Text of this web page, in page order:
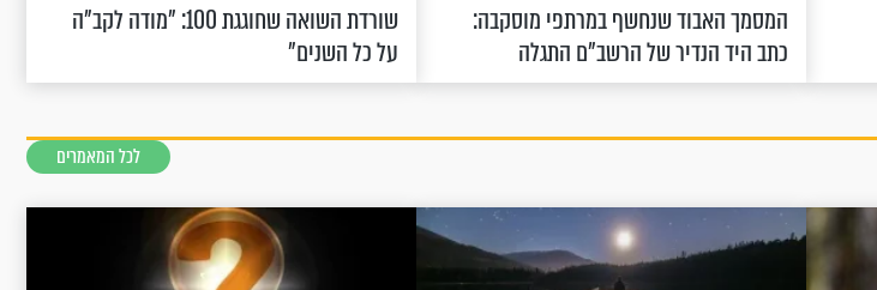
המסמך האבוד שנחשף במרתפי מוסקבה:
כתב היד הנדיר של הרשב"ם התגלה
שורדת השואה שחוגגת 100: "מודה לקב"ה
על כל השנים"
לכל המאמרים